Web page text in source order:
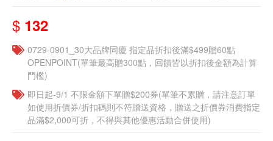
$ 132
0729-0901_30大品牌同慶 指定品折扣後滿$499贈60點
OPENPOINT(單筆最高贈300點，回饋皆以折扣後金額為計算
門檻)
即日起-9/1 不限金額下單贈$200券(單筆不累贈，請注意訂單
如使用折價券/折扣碼則不符贈送資格，贈送之折價券消費指定
品滿$2,000可折，不得與其他優惠活動合併使用)